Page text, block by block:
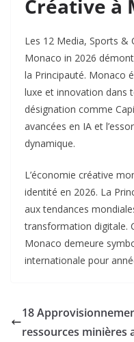
Créative à
Les 12 Media, Sports &
Monaco in 2026
la Principauté. Monaco
luxe et innovation dans
désignation comme
avancées en IA et
dynamique.
L’économie créative
identité en 2026. La
aux tendances
transformation digitale.
Monaco demeure
internationale pour
18
ressources minières